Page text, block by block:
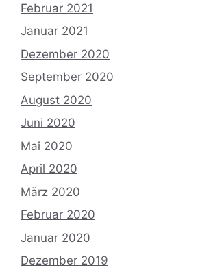
Februar 2021
Januar 2021
Dezember 2020
September 2020
August 2020
Juni 2020
Mai 2020
April 2020
März 2020
Februar 2020
Januar 2020
Dezember 2019